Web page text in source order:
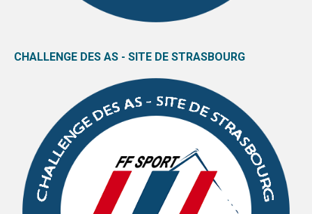
CHALLENGE DES AS - SITE DE STRASBOURG